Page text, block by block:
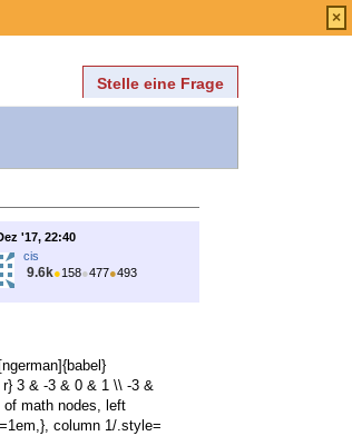
Stelle eine Frage
'17, 22:40
cis
9.6k●158●477●493
r} 3 & -3 & 0 & 1 \\ -3 &
math nodes, left
column 1/.style=
×